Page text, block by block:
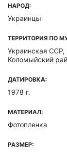
НАРОД:
Украинцы
ТЕРРИТОРИЯ ПО
Украинская ССР,
Коломыйский
ДАТИРОВКА:
1978 г.
МАТЕРИАЛ:
Фотопленка
РАЗМЕР: